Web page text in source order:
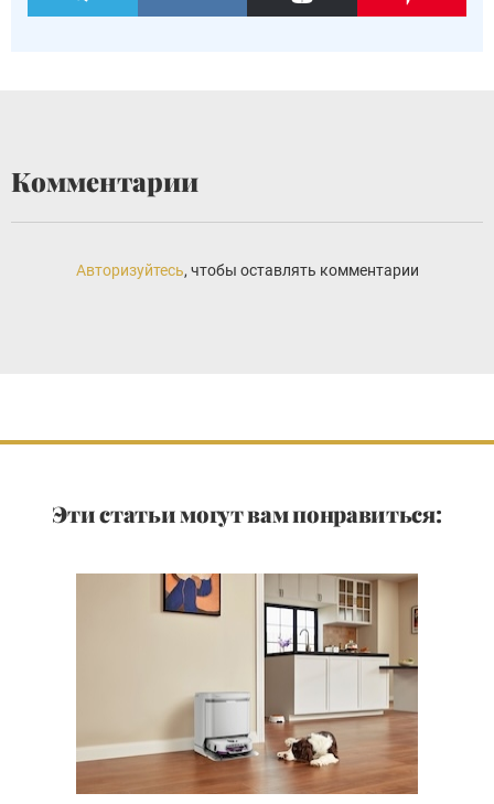
Комментарии
Авторизуйтесь, чтобы оставлять комментарии
Эти статьи могут вам понравиться: